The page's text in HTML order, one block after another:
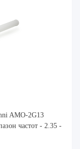
AMO-2G13
частот - 2.35 -